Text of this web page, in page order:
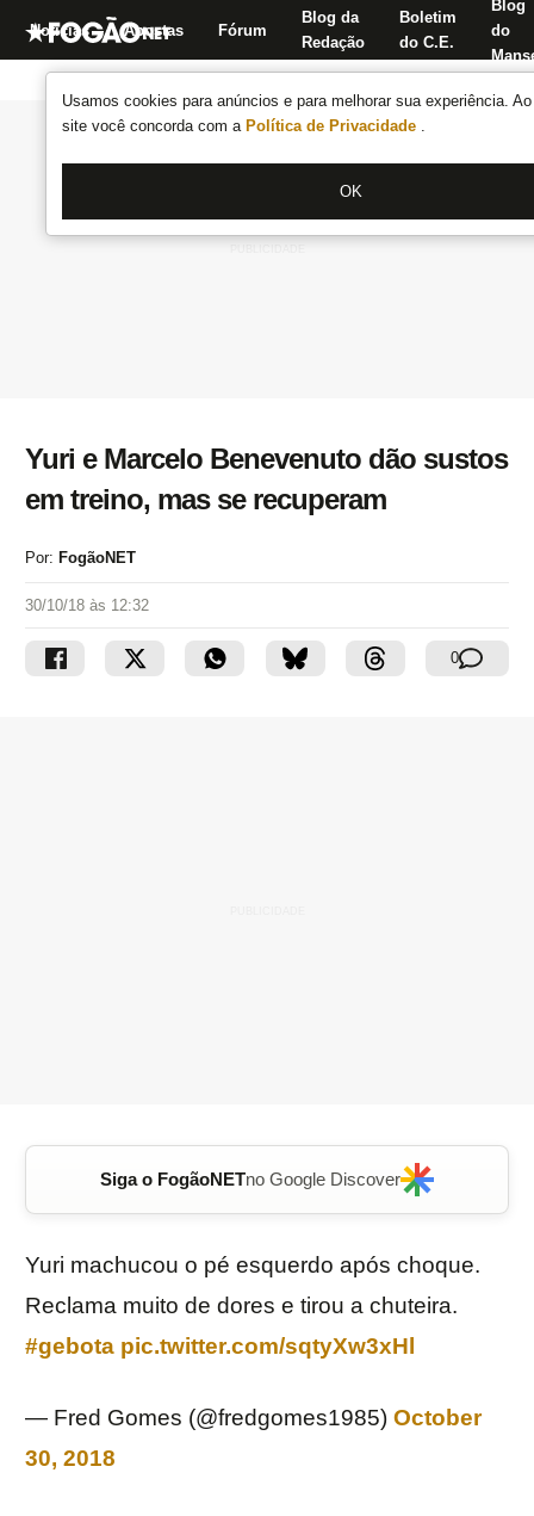
Usamos cookies para anúncios e para melhorar sua experiência.
site você concorda com a Política de Privacidade .
OK
Notícias Apostas Fórum
Blog da
Redação
Boletim
do C.E.
Blog
do
Yuri e Marcelo Benevenuto dão sustos
em treino, mas se recuperam
Por: FogãoNET
30/10/18 às 12:32
0
Siga o FogãoNETno Google Discover
Yuri machucou o pé esquerdo após choque.
Reclama muito de dores e tirou a chuteira.
#gebota pic.twitter.com/sqtyXw3xHl
— Fred Gomes (@fredgomes1985) October
30, 2018